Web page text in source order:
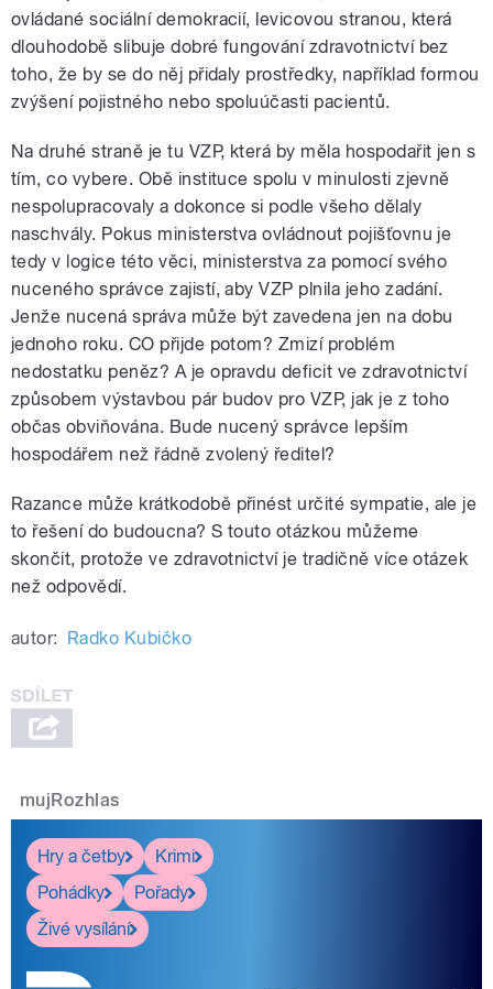
ovládané sociální demokracií, levicovou stranou, která
dlouhodobě slibuje dobré fungování zdravotnictví bez
toho, že by se do něj přidaly prostředky, například formou
zvýšení pojistného nebo spoluúčasti pacientů.
Na druhé straně je tu VZP, která by měla hospodařit jen s
tím, co vybere. Obě instituce spolu v minulosti zjevně
nespolupracovaly a dokonce si podle všeho dělaly
naschvály. Pokus ministerstva ovládnout pojišťovnu je
tedy v logice této věci, ministerstva za pomocí svého
nuceného správce zajistí, aby VZP plnila jeho zadání.
Jenže nucená správa může být zavedena jen na dobu
jednoho roku. CO přijde potom? Zmizí problém
nedostatku peněz? A je opravdu deficit ve zdravotnictví
způsobem výstavbou pár budov pro VZP, jak je z toho
občas obviňována. Bude nucený správce lepším
hospodářem než řádně zvolený ředitel?
Razance může krátkodobě přinést určité sympatie, ale je
to řešení do budoucna? S touto otázkou můžeme
skončit, protože ve zdravotnictví je tradičně více otázek
než odpovědí.
autor: Radko Kubičko
mujRozhlas
Hry a četby
Krimi
Pohádky
Pořady
Živé vysílání